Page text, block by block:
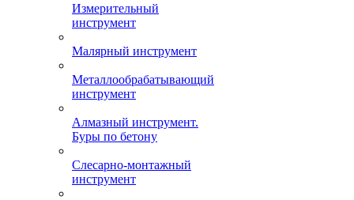
Измерительный
инструмент
Малярный инструмент
Металлообрабатывающий
инструмент
Алмазный инструмент.
Буры по бетону
Слесарно-монтажный
инструмент